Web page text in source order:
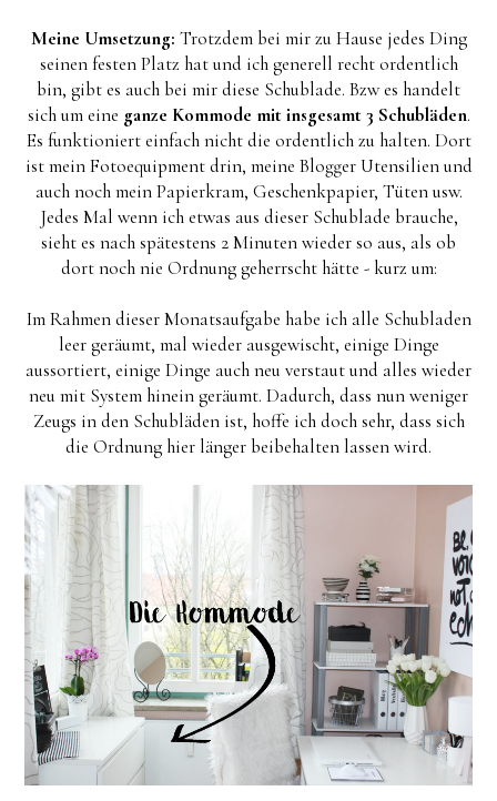
Meine Umsetzung: Trotzdem bei mir zu Hause jedes Ding
seinen festen Platz hat und ich generell recht ordentlich
bin, gibt es auch bei mir diese Schublade. Bzw es handelt
sich um eine ganze Kommode mit insgesamt 3 Schubläden.
Es funktioniert einfach nicht die ordentlich zu halten. Dort
ist mein Fotoequipment drin, meine Blogger Utensilien und
auch noch mein Papierkram, Geschenkpapier, Tüten usw.
Jedes Mal wenn ich etwas aus dieser Schublade brauche,
sieht es nach spätestens 2 Minuten wieder so aus, als ob
dort noch nie Ordnung geherrscht hätte - kurz um:
Im Rahmen dieser Monatsaufgabe habe ich alle Schubladen
leer geräumt, mal wieder ausgewischt, einige Dinge
aussortiert, einige Dinge auch neu verstaut und alles wieder
neu mit System hinein geräumt. Dadurch, dass nun weniger
Zeugs in den Schubläden ist, hoffe ich doch sehr, dass sich
die Ordnung hier länger beibehalten lassen wird.